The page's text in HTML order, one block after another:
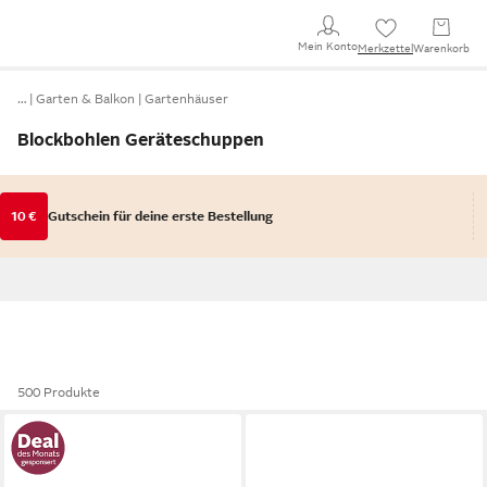
Mein KontoMerkzettel Warenkorb
… Garten & Balkon Gartenhäuser
Blockbohlen Geräteschuppen
10 € Gutschein für deine erste Bestellung
500 Produkte